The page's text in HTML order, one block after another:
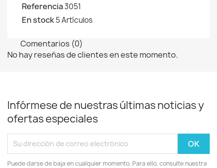
Referencia3051
En stock5 Artículos
Comentarios (0)
No hay reseñas de clientes en este momento.
Infórmese de nuestras últimas noticias y
ofertas especiales
Puede darse de baja en cualquier momento. Para ello, consulte nuestra